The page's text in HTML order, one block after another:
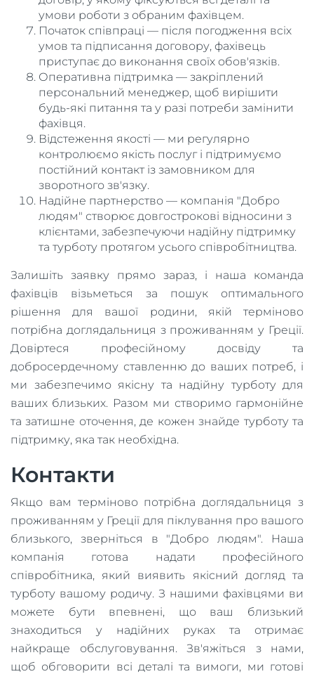
умови роботи з обраним фахівцем.
Початок співпраці — після погодження всіх
умов та підписання договору, фахівець
приступає до виконання своїх обов'язків.
Оперативна підтримка — закріплений
персональний менеджер, щоб вирішити
будь-які питання та у разі потреби замінити
фахівця.
Відстеження якості — ми регулярно
контролюємо якість послуг і підтримуємо
постійний контакт із замовником для
зворотного зв'язку.
Надійне партнерство — компанія "Добро
людям" створює довгострокові відносини з
клієнтами, забезпечуючи надійну підтримку
та турботу протягом усього співробітництва.
Залишіть заявку прямо зараз, і наша команда
фахівців візьметься за пошук оптимального
рішення для вашої родини, якій терміново
потрібна доглядальниця з проживанням у Греції.
Довіртеся професійному досвіду та
добросердечному ставленню до ваших потреб, і
ми забезпечимо якісну та надійну турботу для
ваших близьких. Разом ми створимо гармонійне
та затишне оточення, де кожен знайде турботу та
підтримку, яка так необхідна.
Контакти
Якщо вам терміново потрібна доглядальниця з
проживанням у Греції для піклування про вашого
близького, зверніться в "Добро людям". Наша
компанія готова надати професійного
співробітника, який виявить якісний догляд та
турботу вашому родичу. З нашими фахівцями ви
можете бути впевнені, що ваш близький
знаходиться у надійних руках та отримає
найкраще обслуговування. Зв'яжіться з нами,
щоб обговорити всі деталі та вимоги, ми готові